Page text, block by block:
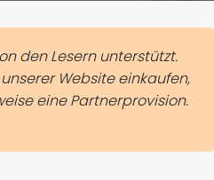
N
den Lesern unterstützt.
Website einkaufen,
eine Partnerprovision.